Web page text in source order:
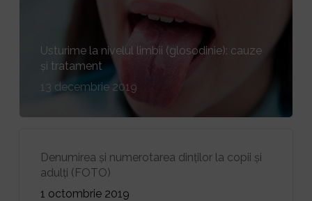
Usturime la nivelul limbii (glosodinie): cauze
și tratament
13 decembrie 2019
Denumirea și numerotarea dinților la copii și
adulți (FOTO)
1 octombrie 2019